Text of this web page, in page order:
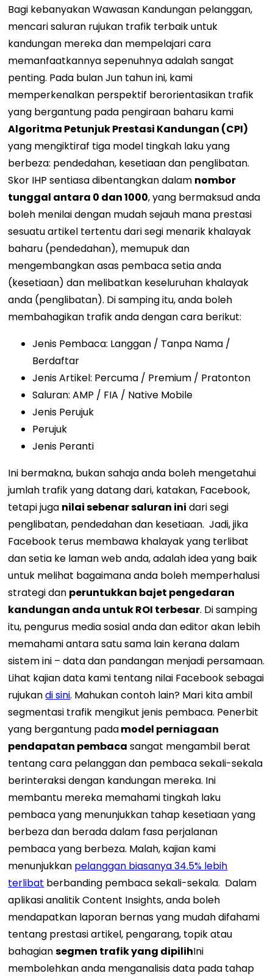
Bagi kebanyakanWawasan Kandungan pelanggan,
mencari saluran rujukan trafik terbaik untuk
kandungan mereka dan mempelajari cara
memanfaatkannya sepenuhnya adalah sangat
penting. Pada bulan Jun tahun ini, kami
memperkenalkan perspektif berorientasikan trafik
yang bergantung pada pengiraan baharu kami
Algoritma Petunjuk Prestasi Kandungan (CPI)
yang mengiktiraf tiga model tingkah laku yang
berbeza: pendedahan, kesetiaan dan penglibatan.
Skor IHP sentiasa dibentangkan dalam nombor
tunggal antara 0 dan 1000, yang bermaksud anda
boleh menilai dengan mudah sejauh mana prestasi
sesuatu artikel tertentu dari segi menarik khalayak
baharu (pendedahan), memupuk dan
mengembangkan asas pembaca setia anda
(kesetiaan) dan melibatkan keseluruhan khalayak
anda (penglibatan). Di samping itu, anda boleh
membahagikan trafik anda dengan cara berikut:
Jenis Pembaca: Langgan / Tanpa Nama /
Berdaftar
Jenis Artikel: Percuma / Premium / Pratonton
Saluran: AMP / FIA / Native Mobile
Jenis Perujuk
Perujuk
Jenis Peranti
Ini bermakna, bukan sahaja anda boleh mengetahui
jumlah trafik yang datang dari, katakan, Facebook,
tetapi juga nilai sebenar saluran ini dari segi
penglibatan, pendedahan dan kesetiaan. Jadi, jika
Facebook terus membawa khalayak yang terlibat
dan setia ke laman web anda, adalah idea yang baik
untuk melihat bagaimana anda boleh memperhalusi
strategi dan peruntukkan bajet pengedaran
kandungan anda untuk ROI terbesar. Di samping
itu, pengurus media sosial anda dan editor akan lebih
memahami antara satu sama lain kerana dalam
sistem ini – data dan pandangan menjadi persamaan.
Lihat kajian data kami tentang nilai Facebook sebagai
rujukandi sini. Mahukan contoh lain? Mari kita ambil
segmentasi trafik mengikut jenis pembaca. Penerbit
yang bergantung padamodel perniagaan
pendapatan pembaca sangat mengambil berat
tentang cara pelanggan dan pembaca sekali-sekala
berinteraksi dengan kandungan mereka. Ini
membantu mereka memahami tingkah laku
pembaca yang menunjukkan tahap kesetiaan yang
berbeza dan berada dalam fasa perjalanan
pembaca yang berbeza. Malah, kajian kami
menunjukkan pelanggan biasanya 34.5% lebih
terlibat berbanding pembaca sekali-sekala. Dalam
aplikasi analitik Content Insights, anda boleh
mendapatkan laporan bernas yang mudah difahami
tentang prestasi artikel, pengarang, topik atau
bahagiansegmen trafik yang dipilihIni
membolehkan anda menganalisis data pada tahap